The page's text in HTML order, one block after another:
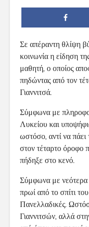
Σε απέραντη θλίψη
κοινωνία η είδηση
μαθητή, ο οποίος
πηδώντας από τον
Γιαννιτσά.
Σύμφωνα με
Λυκείου και
ωστόσο, αντί να
στον τέταρτο όροφο
πήδηξε στο κενό.
Σύμφωνα με νεότερα
πρωί από το σπίτι
Πανελλαδικές.
Γιαννιτσών, αλλά